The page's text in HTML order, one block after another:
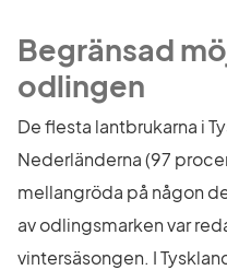
Begränsad
odlingen
De flesta lantbrukarna i
Nederländerna (97
mellangröda på någon
av odlingsmarken var
vintersäsongen. I